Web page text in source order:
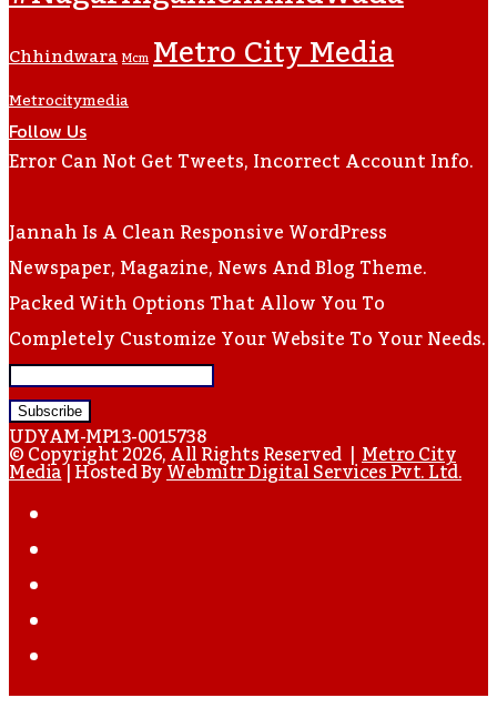
ChhindwaraMcmMetro City Media
Metrocitymedia
Follow Us
Error Can Not Get Tweets, Incorrect Account Info.
Jannah Is A Clean Responsive WordPress
Newspaper, Magazine, News And Blog Theme.
Packed With Options That Allow You To
Completely Customize Your Website To Your Needs.
Enter
Your
Email
Address
UDYAM-MP13-0015738
© Copyright 2026, All Rights Reserved |Metro City
Media| Hosted ByWebmitr Digital Services Pvt. Ltd.